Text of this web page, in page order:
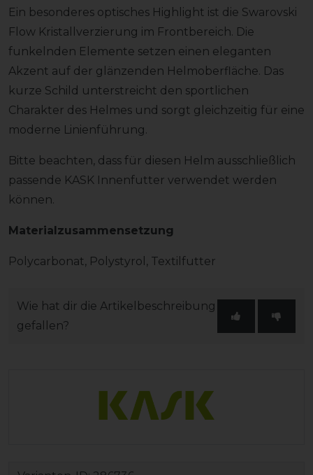
Ein besonderes optisches Highlight ist die Swarovski
Flow Kristallverzierung im Frontbereich. Die
funkelnden Elemente setzen einen eleganten
Akzent auf der glänzenden Helmoberfläche. Das
kurze Schild unterstreicht den sportlichen
Charakter des Helmes und sorgt gleichzeitig für eine
moderne Linienführung.
Bitte beachten, dass für diesen Helm ausschließlich
passende KASK Innenfutter verwendet werden
können.
Materialzusammensetzung
Polycarbonat, Polystyrol, Textilfutter
Wie hat dir die Artikelbeschreibung
gefallen?